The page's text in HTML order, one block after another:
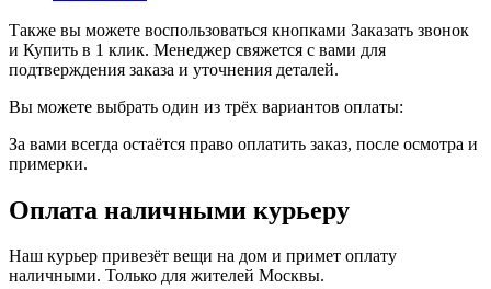
Также вы можете воспользоваться кнопками Заказать звонок
и Купить в 1 клик. Менеджер свяжется с вами для
подтверждения заказа и уточнения деталей.
Вы можете выбрать один из трёх вариантов оплаты:
За вами всегда остаётся право оплатить заказ, после осмотра и
примерки.
Оплата наличными курьеру
Наш курьер привезёт вещи на дом и примет оплату
наличными. Только для жителей Москвы.